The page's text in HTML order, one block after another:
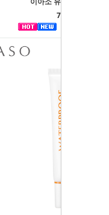
75,000원